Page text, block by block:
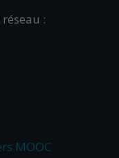
:
MOOC